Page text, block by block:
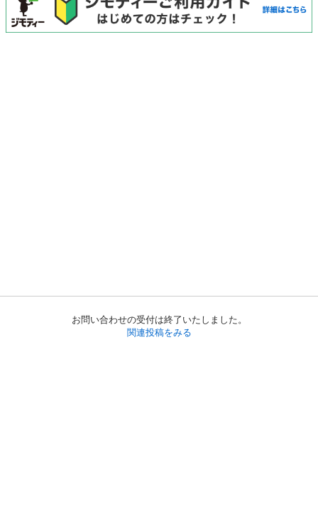
お問い合わせの受付は終了いたしました。
関連投稿をみる